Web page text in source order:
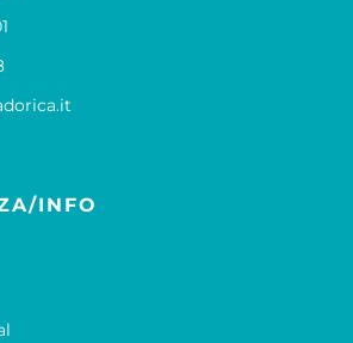
INFO